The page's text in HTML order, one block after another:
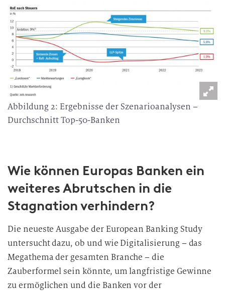
u
n
g
Abbildung 2: Ergebnisse der Szenarioanalysen –
Durchschnitt Top-50-Banken
Wie können Europas Banken ein
weiteres Abrutschen in die
Stagnation verhindern?
Die neueste Ausgabe der European Banking Study
untersucht dazu, ob und wie Digitalisierung – das
Megathema der gesamten Branche – die
Zauberformel sein könnte, um langfristige Gewinne
zu ermöglichen und die Banken vor der